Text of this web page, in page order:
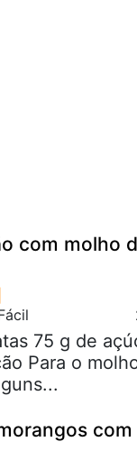
com molho
75 g de
Para o